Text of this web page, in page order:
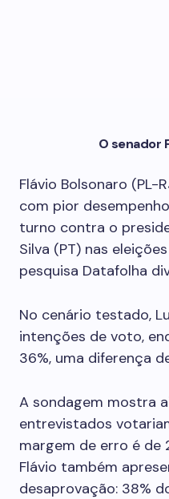
O senador
Flávio Bolsonaro (PL-
com pior
turno contra o
Silva (PT) nas
pesquisa Datafolha
No cenário testado,
intenções de voto,
36%, uma diferença
A sondagem mostra
entrevistados
margem de erro é de
Flávio também
desaprovação: 38%